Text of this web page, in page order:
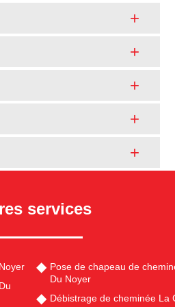
services
Pose de chapeau de
Du Noyer
Débistrage de cheminée La